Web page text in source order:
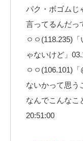
パク・ボゴムじ
言ってるんだっ
ㅇㅇ(118.235)
ゃないけど」
ㅇㅇ(106.101)
ないかって思う
なんでこんなこ
20:51:00